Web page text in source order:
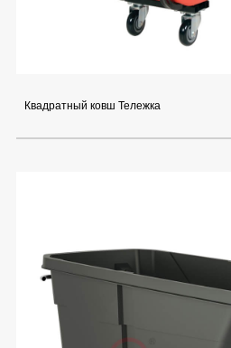
Квадратный ковш Тележка